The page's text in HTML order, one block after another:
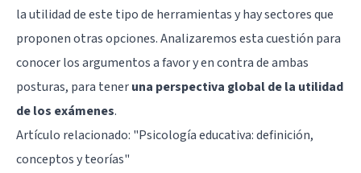
la utilidad de este tipo de herramientas y hay sectores que
proponen otras opciones. Analizaremos esta cuestión para
conocer los argumentos a favor y en contra de ambas
posturas, para teneruna perspectiva global de la utilidad
de los exámenes.
Artículo relacionado: "Psicología educativa: definición,
conceptos y teorías"